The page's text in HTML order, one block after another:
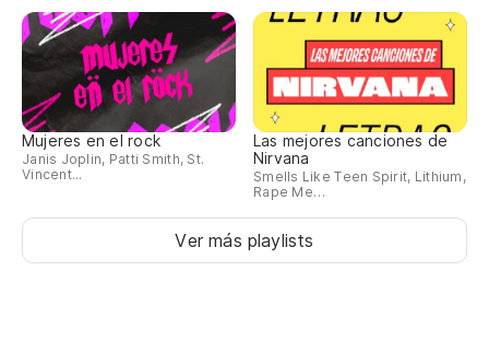
Mujeres en el rock
Janis Joplin, Patti Smith, St.
Vincent...
Las mejores canciones de
Nirvana
Smells Like Teen Spirit, Lithium,
Rape Me…
Ver más playlists